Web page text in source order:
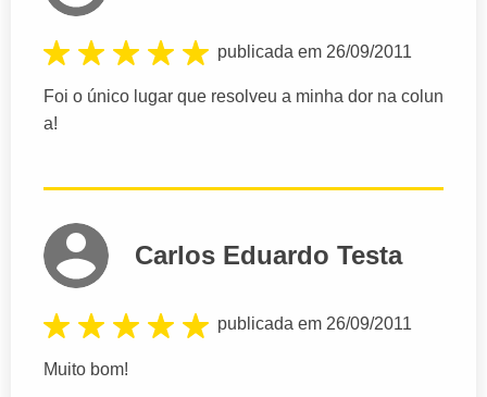
publicada em 26/09/2011
Foi o único lugar que resolveu a minha dor na colun
a!
Carlos Eduardo Testa
publicada em 26/09/2011
Muito bom!